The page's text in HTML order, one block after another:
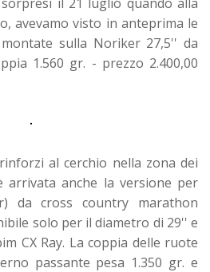
avevamo visto in anteprima le
montate sulla Noriker 27,5'' da
1.560 gr. - prezzo 2.400,00
al cerchio nella zona dei
arrivata anche la versione per
da cross country marathon
solo per il diametro di 29'' e
CX Ray. La coppia delle ruote
passante pesa 1.350 gr. e